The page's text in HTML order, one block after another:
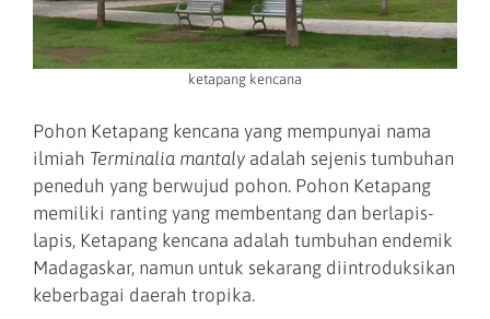
ketapang kencana
Pohon Ketapang kencana yang mempunyai nama
ilmiah Terminalia mantaly adalah sejenis tumbuhan
peneduh yang berwujud pohon. Pohon Ketapang
memiliki ranting yang membentang dan berlapis-
lapis, Ketapang kencana adalah tumbuhan endemik
Madagaskar, namun untuk sekarang diintroduksikan
keberbagai daerah tropika.